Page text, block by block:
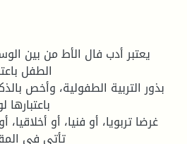
يعتبر أدب فال الأط من بين
الطفل
بذور التربية الطفولية، وأخص
غرضا تربويا، أو فنيا، أو
تأتي في